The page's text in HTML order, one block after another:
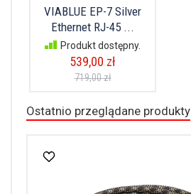
VIABLUE EP-7 Silver
Ethernet RJ-45 ...
Produkt dostępny.
539,00 zł
719,00 zł
Ostatnio przeglądane produkty